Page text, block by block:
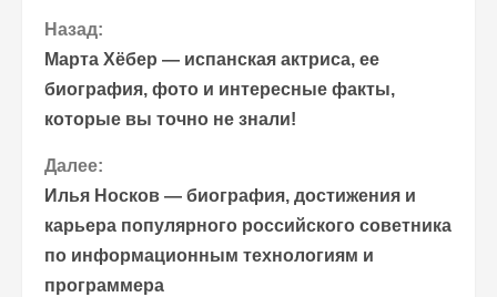
П
р
о
д
о
л
Назад:
Марта Хёбер — испанская актриса, ее
биография, фото и интересные факты,
которые вы точно не знали!
Далее:
Илья Носков — биография, достижения и
карьера популярного российского советника
по информационным технологиям и
программера